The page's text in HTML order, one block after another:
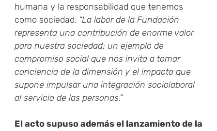
humana y la responsabilidad que tenemos
como sociedad. “La labor de la Fundación
representa una contribución de enorme valor
para nuestra sociedad; un ejemplo de
compromiso social que nos invita a tomar
conciencia de la dimensión y el impacto que
supone impulsar una integración sociolaboral
al servicio de las personas.”
El acto supuso además el lanzamiento de la